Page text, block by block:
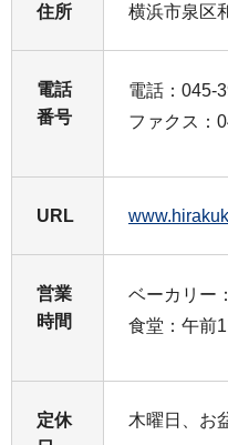
住所 横浜市泉区
電話
番号
電話：045-
ファクス：
URL
営業
時間
ベーカリー
食堂：午前
定休
木曜日、お